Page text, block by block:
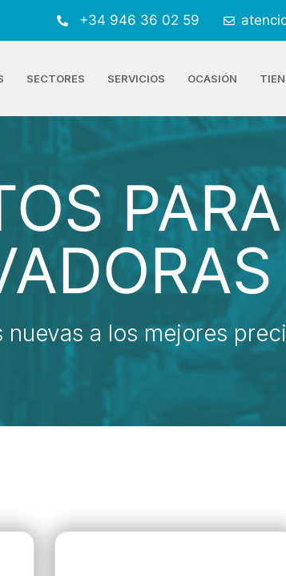
+34 946 36 02 59
SECTORES SERVICIOS OCASIÓN
nuevas a los mejores